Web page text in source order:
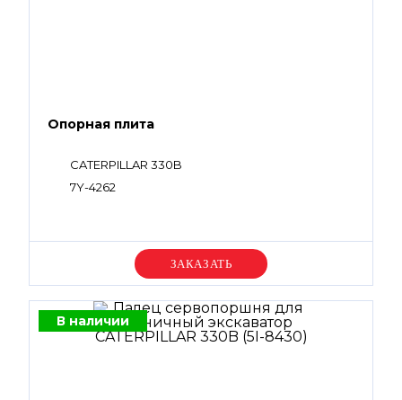
Опорная плита
CATERPILLAR 330B
7Y-4262
Уточняйте цену
В наличии